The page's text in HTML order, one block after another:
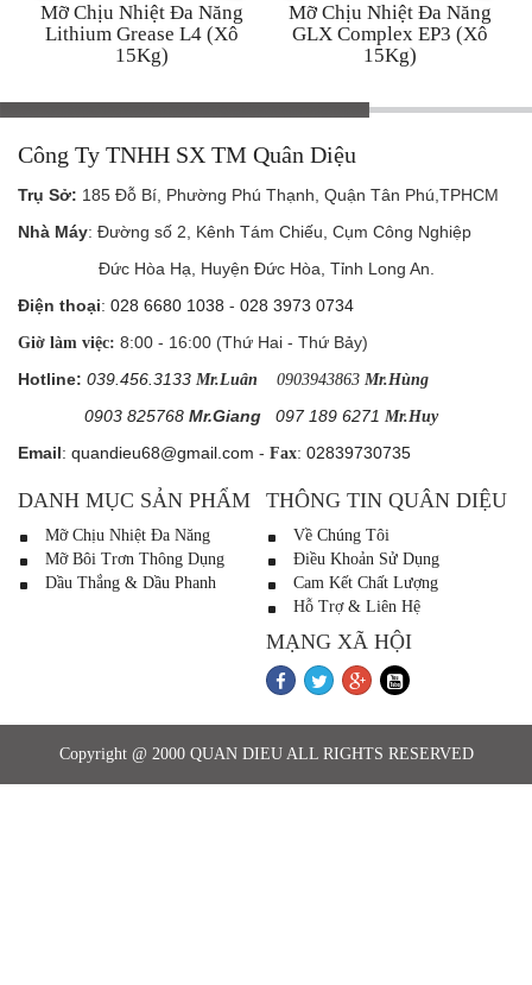
Mỡ Chịu Nhiệt Đa Năng
Lithium Grease L4 (Xô
15Kg)
Mỡ Chịu Nhiệt Đa Năng
GLX Complex EP3 (Xô
15Kg)
Công Ty TNHH SX TM Quân Diệu
Trụ Sở: 185 Đỗ Bí, Phường Phú Thạnh, Quận Tân Phú,TPHCM
Nhà Máy: Đường số 2, Kênh Tám Chiếu, Cụm Công Nghiệp
Đức Hòa Hạ, Huyện Đức Hòa, Tỉnh Long An.
Điện thoại: 028 6680 1038 - 028 3973 0734
Giờ làm việc: 8:00 - 16:00 (Thứ Hai - Thứ Bảy)
Hotline: 039.456.3133 Mr.Luân 0903943863 Mr.Hùng
0903 825768 Mr.Giang 097 189 6271 Mr.Huy
Email: quandieu68@gmail.com - Fax: 02839730735
DANH MỤC SẢN PHẨM
Mỡ Chịu Nhiệt Đa Năng
Mỡ Bôi Trơn Thông Dụng
Dầu Thắng & Dầu Phanh
THÔNG TIN QUÂN DIỆU
Về Chúng Tôi
Điều Khoản Sử Dụng
Cam Kết Chất Lượng
Hỗ Trợ & Liên Hệ
MẠNG XÃ HỘI
Copyright @ 2000 QUAN DIEU ALL RIGHTS RESERVED